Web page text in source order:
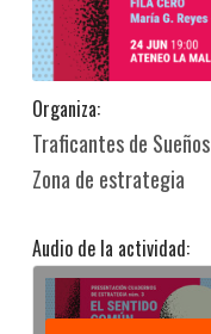
Organiza:
Traficantes de Sueños
Zona de estrategia
Audio de la actividad: